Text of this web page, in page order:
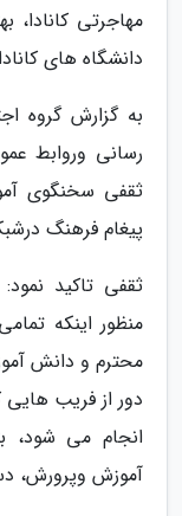
مهاجرتی کانادا،
دانشگاه های
به گزارش گروه
رسانی وروابط
ثقفی سخنگوی
پیغام فرهنگ
ثقفی تاکید
منظور اینکه
محترم و دانش
دور از فریب
انجام می شود،
آموزش وپرورش،